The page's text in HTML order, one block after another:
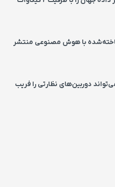
با هوش مصنوعی منتشر
دوربین‌های نظارتی را فریب